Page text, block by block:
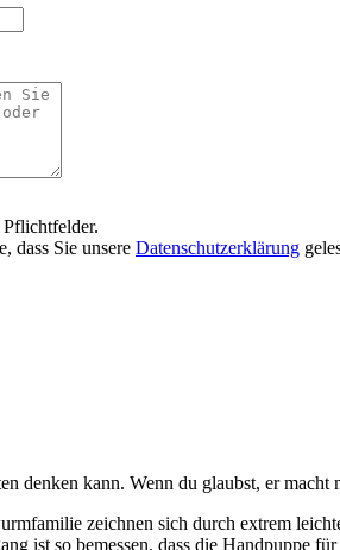
dass Sie unsere Datenschutzerklärung
denken kann. Wenn du glaubst, er
zeichnen sich durch extrem
ist so bemessen, dass die Handpuppe